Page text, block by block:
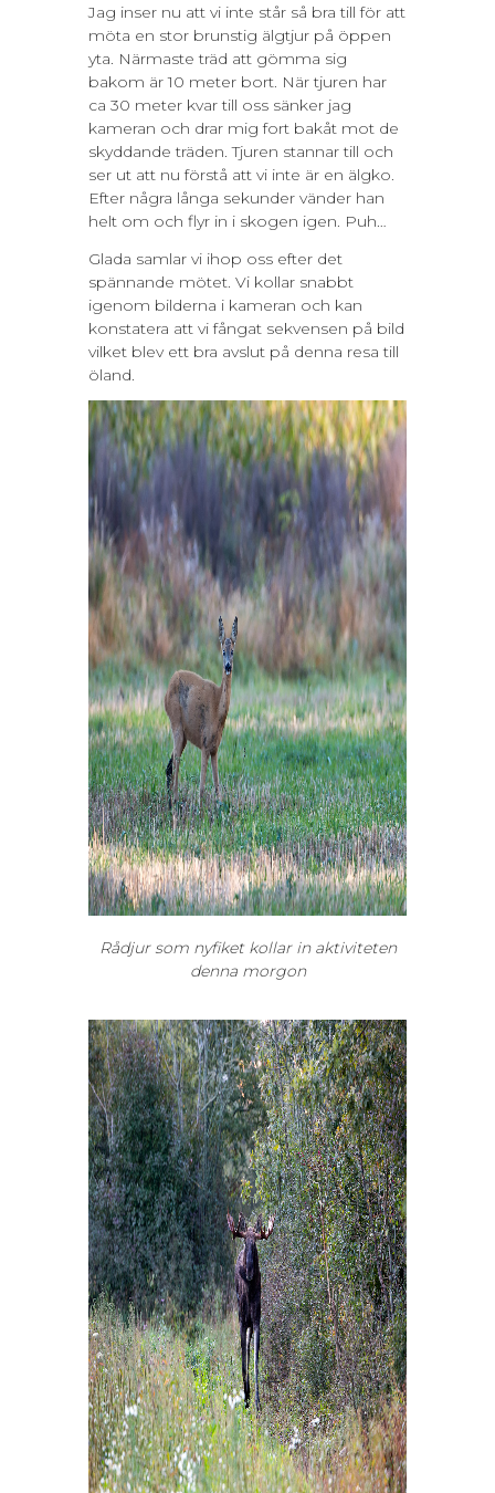
Jag inser nu att vi inte står så bra till för att
möta en stor brunstig älgtjur på öppen
yta. Närmaste träd att gömma sig
bakom är 10 meter bort. När tjuren har
ca 30 meter kvar till oss sänker jag
kameran och drar mig fort bakåt mot de
skyddande träden. Tjuren stannar till och
ser ut att nu förstå att vi inte är en älgko.
Efter några långa sekunder vänder han
helt om och flyr in i skogen igen. Puh…
Glada samlar vi ihop oss efter det
spännande mötet. Vi kollar snabbt
igenom bilderna i kameran och kan
konstatera att vi fångat sekvensen på bild
vilket blev ett bra avslut på denna resa till
öland.
Rådjur som nyfiket kollar in aktiviteten
denna morgon